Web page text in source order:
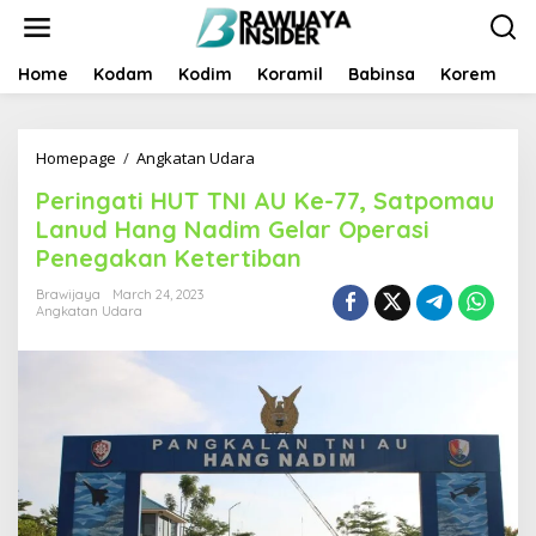
t
Home Kodam Kodim Koramil Babinsa Korem
Homepage / Angkatan Udara
r
i
n
g
H
T
T
N
I
A
Peringati HUT TNI AU Ke-77, Satpomau
Lanud Hang Nadim Gelar Operasi
Penegakan Ketertiban
Brawijaya
March 24, 2023
Angkatan Udara